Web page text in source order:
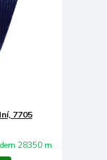
7705
28350 m